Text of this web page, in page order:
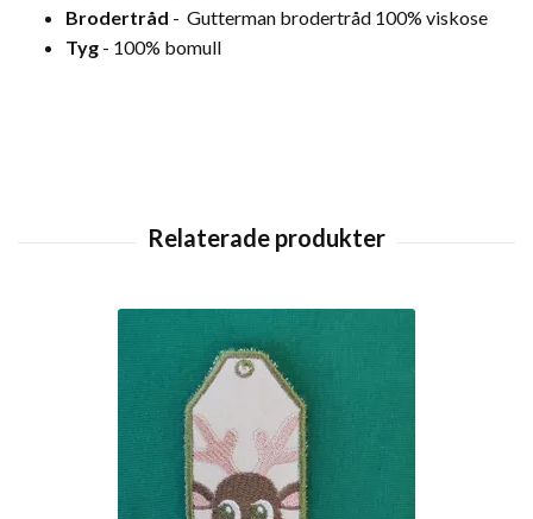
Brodertråd - Gutterman brodertråd 100% viskose
Tyg - 100% bomull